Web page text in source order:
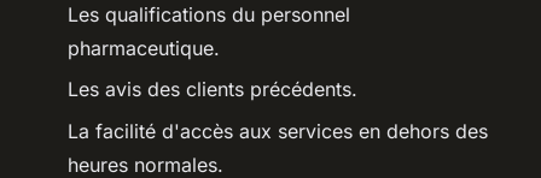
Les qualifications du personnel
pharmaceutique.
Les avis des clients précédents.
La facilité d'accès aux services en dehors des
heures normales.